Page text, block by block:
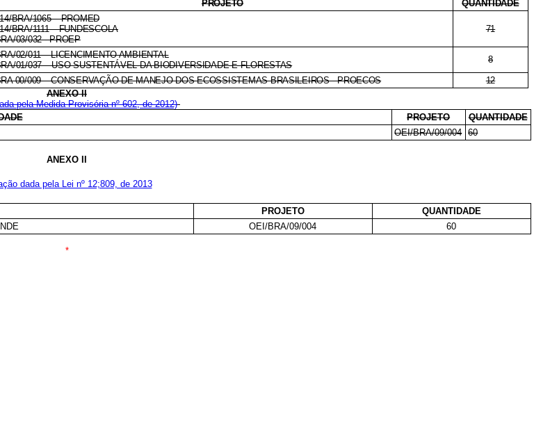
PROJETO QUANTIDADE
BRA/1065 – PROMED
BRA/1111 – FUNDESCOLA
03/032 - PROEP
71
02/011 – LICENCIMENTO AMBIENTAL
01/037 – USO SUSTENTÁVEL DA BIODIVERSIDADE E FLORESTAS
8
00/009 – CONSERVAÇÃO DE MANEJO DOS ECOSSISTEMAS BRASILEIROS - PROECOS
12
ANEXO II
pela Medida Provisória nº 602, de 2012)
PROJETO
QUANTIDADE
OEI/BRA/09/004 60
ANEXO II
dada pela Lei nº 12;809, de 2013
PROJETO
QUANTIDADE
OEI/BRA/09/004 60
*